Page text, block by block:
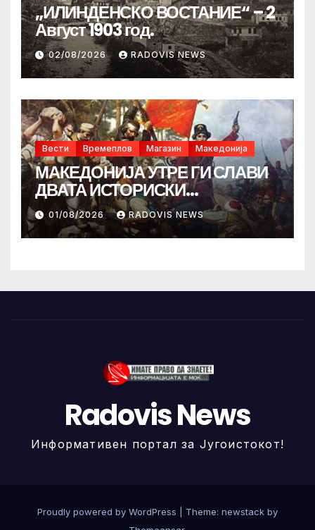
„ИЛИНДЕНСКО ВОСТАНИЕ“ – 2
Август 1903 год.
02/08/2026 RADOVIS NEWS
Вести Времеплов Магазин Македонија
МАКЕДОНИЈА УТРЕ ГИ СЛАВИ
ДВАТА ИСТОРИСКИ
ИЛИНДЕНА!
01/08/2026 RADOVIS NEWS
Radovis News
Информативен портал за Југоистокот!
Proudly powered by WordPress
Theme: newstack by